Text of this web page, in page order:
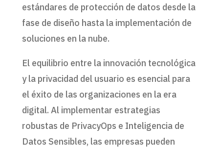
estándares de protección de datos desde la
fase de diseño hasta la implementación de
soluciones en la nube.
El equilibrio entre la innovación tecnológica
y la privacidad del usuario es esencial para
el éxito de las organizaciones en la era
digital. Al implementar estrategias
robustas de PrivacyOps e Inteligencia de
Datos Sensibles, las empresas pueden